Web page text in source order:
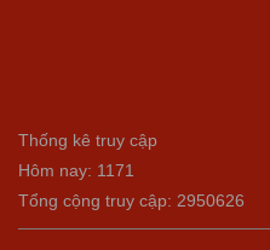
Thống kê truy cập
Hôm nay: 1171
Tổng cộng truy cập: 2950626